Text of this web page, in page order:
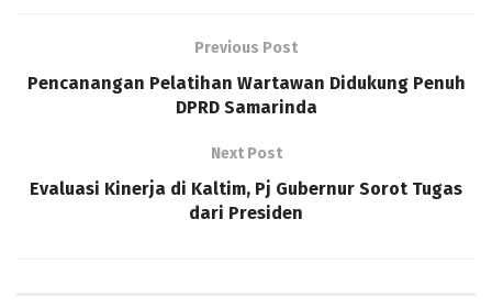
Previous Post
Pencanangan Pelatihan Wartawan Didukung Penuh
DPRD Samarinda
Next Post
Evaluasi Kinerja di Kaltim, Pj Gubernur Sorot Tugas
dari Presiden